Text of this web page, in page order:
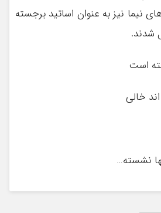
نیما نیز به عنوان اساتید برجسته
شدند.
است
خالی
نشسته…